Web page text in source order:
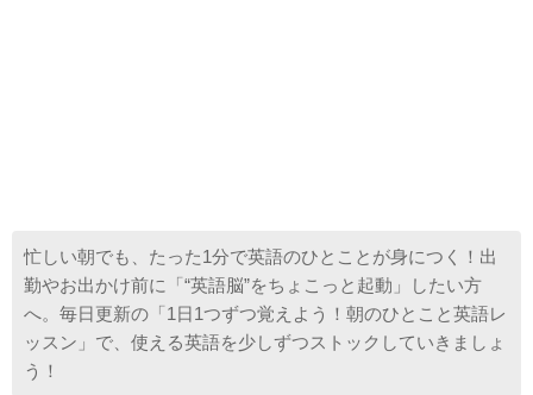
忙しい朝でも、たった1分で英語のひとことが身につく！出
勤やお出かけ前に「“英語脳”をちょこっと起動」したい方
へ。毎日更新の「1日1つずつ覚えよう！朝のひとこと英語レ
ッスン」で、使える英語を少しずつストックしていきましょ
う！